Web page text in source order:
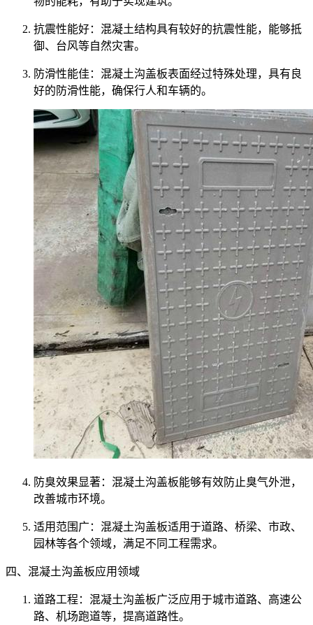
抗震性能好：混凝土结构具有较好的抗震性能，能够抵
御、台风等自然灾害。
防滑性能佳：混凝土沟盖板表面经过特殊处理，具有良
好的防滑性能，确保行人和车辆的。
防臭效果显著：混凝土沟盖板能够有效防止臭气外泄，
改善城市环境。
适用范围广：混凝土沟盖板适用于道路、桥梁、市政、
园林等各个领域，满足不同工程需求。
四、混凝土沟盖板应用领域
道路工程：混凝土沟盖板广泛应用于城市道路、高速公
路、机场跑道等，提高道路性。